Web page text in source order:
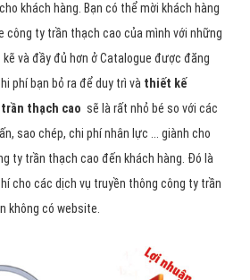
khách hàng. Bạn có thể mời khách hàng
công ty trần thạch cao của mình với những
và đầy đủ hơn ở Catalogue được đăng
phí bạn bỏ ra để duy trì và thiết kế
thạch cao sẽ là rất nhỏ bé so với các
sao chép, chi phí nhân lực ... giành cho
ty trần thạch cao đến khách hàng. Đó là
cho các dịch vụ truyền thông công ty trần
không có website.